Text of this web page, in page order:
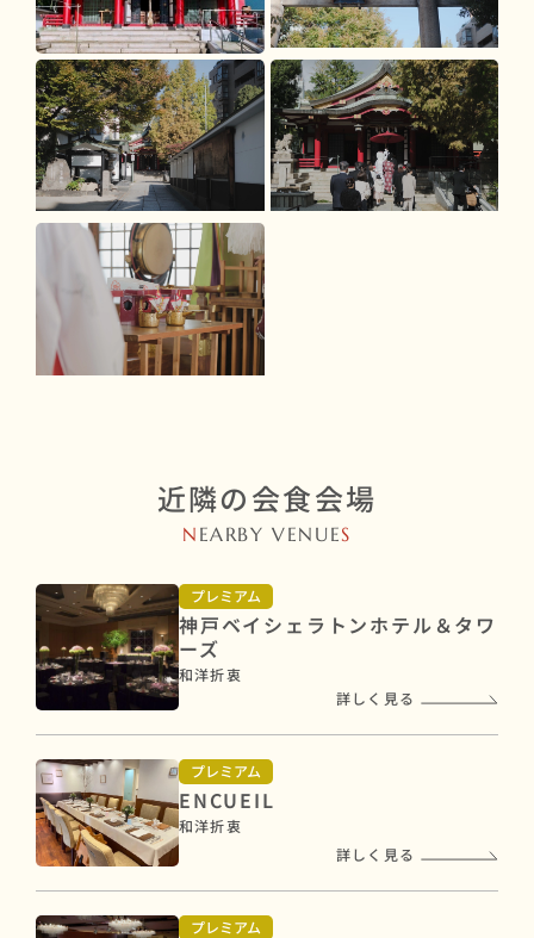
近隣の会食会場
N EARBY VENUES
プレミアム
神戸ベイシェラトンホテル＆タワ
ーズ
和洋折衷
詳しく見る
プレミアム
ENCUEIL
和洋折衷
詳しく見る
プレミアム